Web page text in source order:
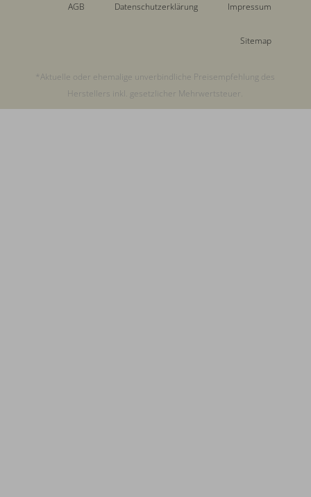
AGB Datenschutzerklärung Impressum
Sitemap
*Aktuelle oder ehemalige unverbindliche Preisempfehlung des
Herstellers inkl. gesetzlicher Mehrwertsteuer.